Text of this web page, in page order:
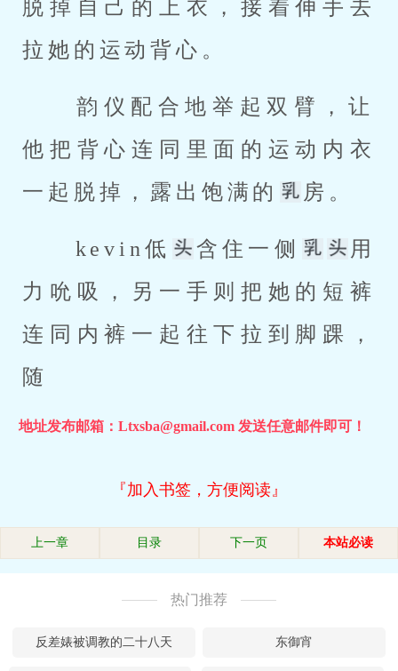
脱掉自己的上衣，接着伸手去
拉她的运动背心。
他把背心连同里面的运动内衣
一起脱掉，露出饱满的
房。
kevin低 含住一侧
用
力吮吸，另一手则把她的短裤
连同内裤一起往下拉到脚踝，
随
地址发布邮箱：Ltxsba@gmail.com 发送任意邮件即可！
『加入书签，方便阅读』
上一章 目录 下一页 本站必读
热门推荐
反差婊被调教的二十八天 东御宵